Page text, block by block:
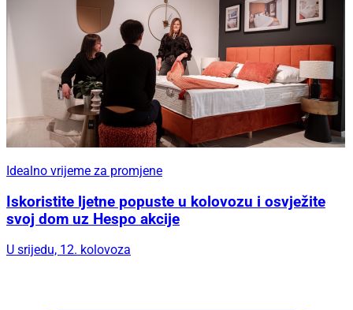
Idealno vrijeme za promjene
Iskoristite ljetne popuste u kolovozu i osvježite
svoj dom uz Hespo akcije
U srijedu, 12. kolovoza